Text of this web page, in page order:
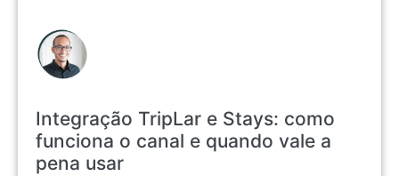
Integração TripLar e Stays: como
funciona o canal e quando vale a
pena usar